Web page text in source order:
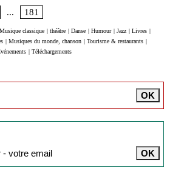
... 181
Musique classique théâtre Danse Humour Jazz Livres
Musiques du monde, chanson Tourisme & restaurants
Téléchargements